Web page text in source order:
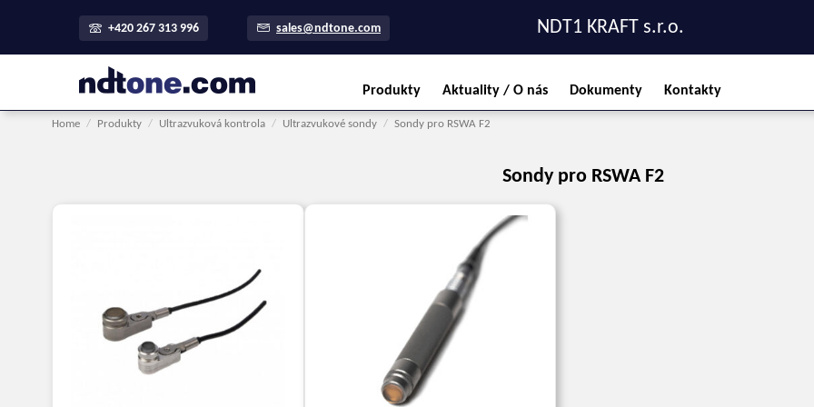
+420 267 313 996 sales@ndtone.com NDT1 KRAFT s.r.o.
Produkty Aktuality / O nás Dokumenty Kontakty
Home / Produkty / Ultrazvuková kontrola / Ultrazvukové sondy / Sondy pro RSWA F2
Sondy pro RSWA F2